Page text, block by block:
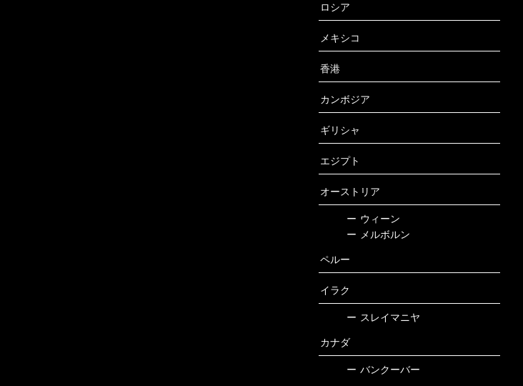
ロシア
メキシコ
香港
カンボジア
ギリシャ
エジプト
オーストリア
ー ウィーン
ー
メルボルン
ペルー
イラク
ー スレイマニヤ
カナダ
ー バンクーバー